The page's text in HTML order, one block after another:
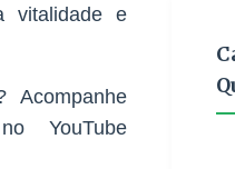
vitalidade e
Acompanhe
YouTube